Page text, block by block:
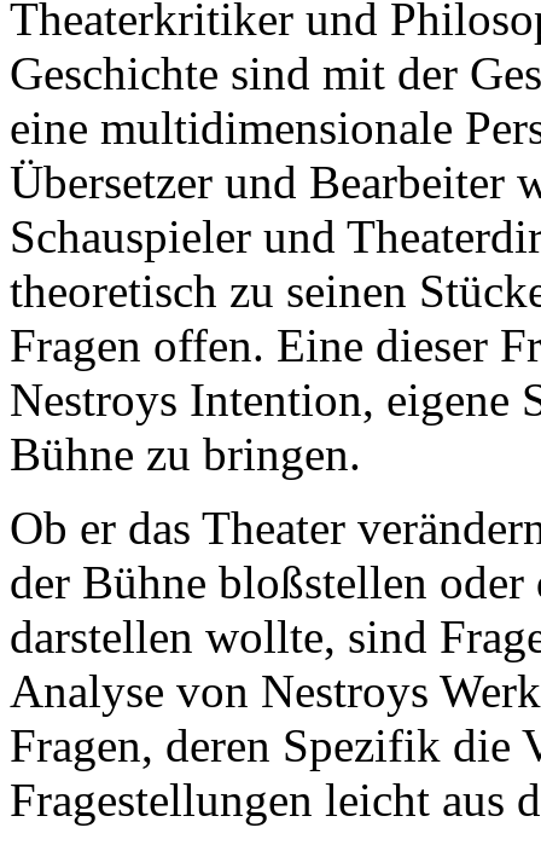
Theaterkritiker und
Geschichte sind mit der
eine multidimensionale
Übersetzer und Bearbeiter
Schauspieler und
theoretisch zu seinen
Fragen offen. Eine dieser
Nestroys Intention, eigene
Bühne zu bringen.
Ob er das Theater
der Bühne bloßstellen oder
darstellen wollte, sind
Analyse von Nestroys
Fragen, deren Spezifik die
Fragestellungen leicht aus